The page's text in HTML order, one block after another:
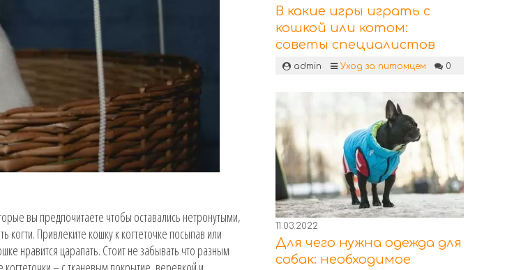
вы предпочитаете чтобы оставались нетронутыми,
Привлеките кошку к когтеточке посыпав или
нравится царапать. Стоит не забывать что разным
В какие игры играть с
кошкой или котом:
советы специалистов
admin Уход за питомцем 0
11.03.2022
Для чего нужна одежда для
собак: необходимое